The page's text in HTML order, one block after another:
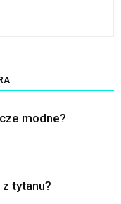
modne?
tytanu?